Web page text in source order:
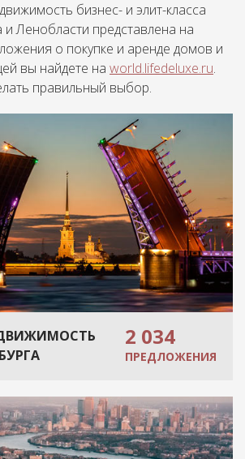
бизнес- и элит-класса
и Ленобласти представлена на
о покупке и аренде домов и
вы найдете на world.lifedeluxe.ru.
правильный выбор.
2 034
ПРЕДЛОЖЕНИЯ